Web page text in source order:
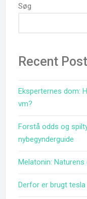
Søg
Recent
Eksperternes dom:
vm?
Forstå odds og
nybegynderguide
Melatonin: Naturens
Derfor er brugt